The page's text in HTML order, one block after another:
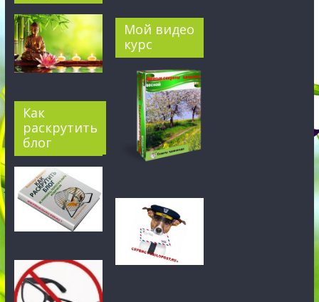
Как
раскрутить
блог
Мой видео
курс